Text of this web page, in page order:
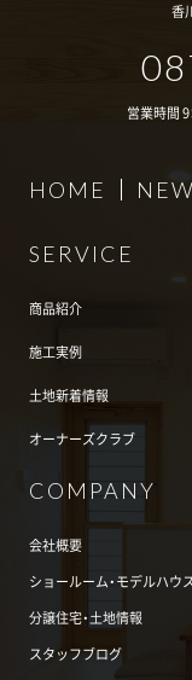
香
営業時間
HOME
SERVICE
商品紹介
施工実例
土地新着情報
オーナーズクラブ
COMPANY
会社概要
ショールーム・モデルハウ
分譲住宅・土地情報
スタッフブログ